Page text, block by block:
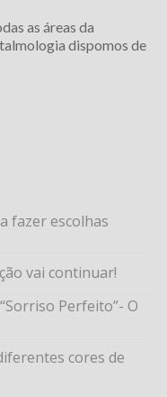
as áreas da
dispomos de
fazer escolhas
vai continuar!
Perfeito”- O
cores de